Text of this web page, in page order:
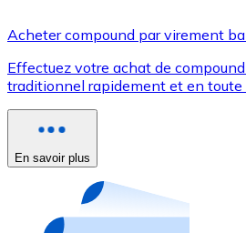
Utilisez les cartes Visa et
Acheter avec carte
Nouveau
Achetez des cartes-cadeaux
Acheter compound par virement
Effectuez votre achat de
traditionnel rapidement et en toute
En savoir plus